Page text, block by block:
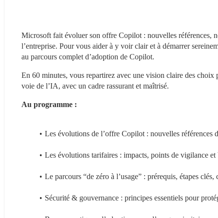
Microsoft fait évoluer son offre Copilot : nouvelles références,
l’entreprise. Pour vous aider à y voir clair et à démarrer
au parcours complet d’adoption de Copilot.
En 60 minutes, vous repartirez avec une vision claire des
voie de l’IA, avec un cadre rassurant et maîtrisé.
Au programme :
Les évolutions de l’offre Copilot : nouvelles références
Les évolutions tarifaires : impacts, points de vigilance
Le parcours “de zéro à l’usage” : prérequis, étapes
Sécurité & gouvernance : principes essentiels pour